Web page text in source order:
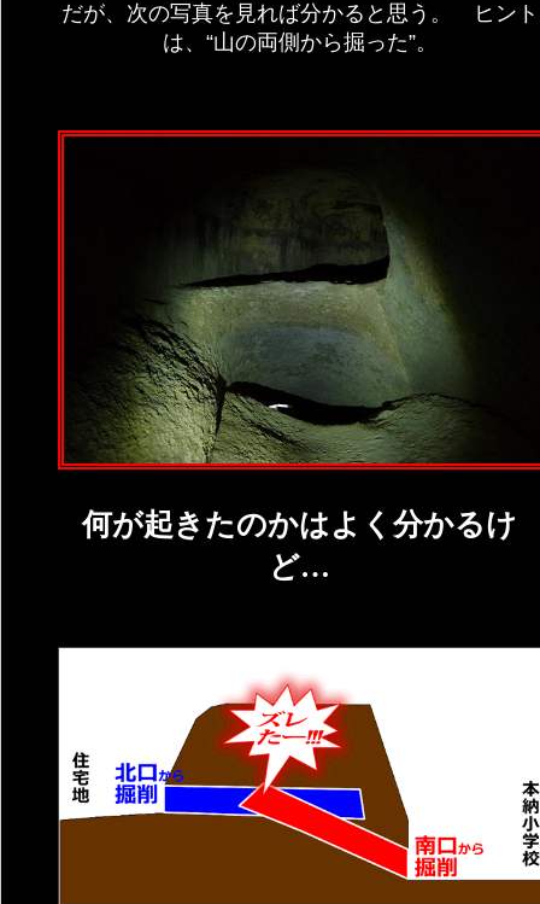
だが、次の写真を見れば分かると思う。 ヒント
は、“山の両側から掘った”。
何が起きたのかはよく分かるけ
ど…